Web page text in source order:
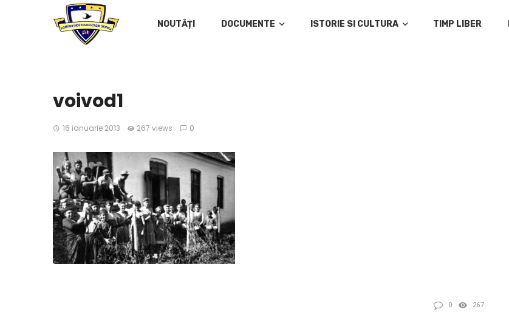
NOUTĂȚI DOCUMENTE ISTORIE SI CULTURA TIMP LIBER
voivod1
16 ianuarie 2013 267 views 0
0 267